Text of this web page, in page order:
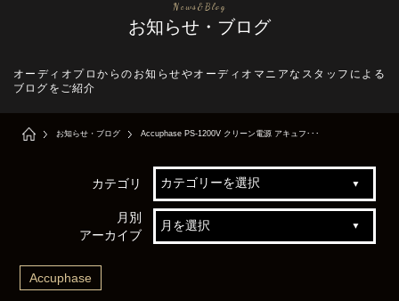
News&Blog
お知らせ・ブログ
オーディオプロからのお知らせやオーディオマニアなスタッフによる
ブログをご紹介
お知らせ・ブログ Accuphase PS-1200V クリーン電源 アキュフ･･･
カテゴリ
月別
アーカイブ
Accuphase